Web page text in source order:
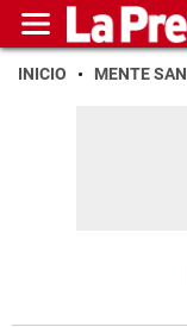
INICIO MENTE